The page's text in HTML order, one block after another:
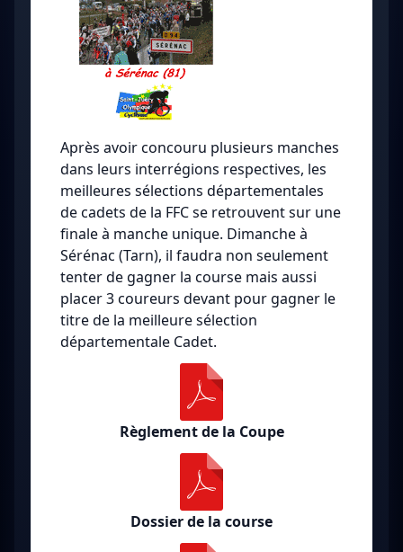
Après avoir concouru plusieurs manches
dans leurs interrégions respectives, les
meilleures sélections départementales
de cadets de la FFC se retrouvent sur une
finale à manche unique. Dimanche à
Sérénac (Tarn), il faudra non seulement
tenter de gagner la course mais aussi
placer 3 coureurs devant pour gagner le
titre de la meilleure sélection
départementale Cadet.
Règlement de la Coupe
Dossier de la course